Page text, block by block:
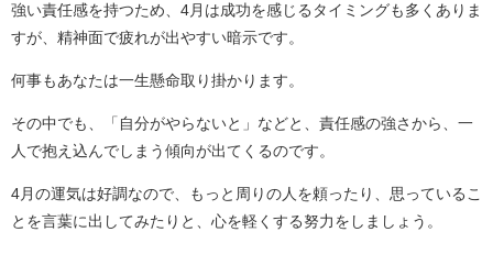
強い責任感を持つため、4月は成功を感じるタイミングも多くありま
すが、精神面で疲れが出やすい暗示です。
何事もあなたは一生懸命取り掛かります。
その中でも、「自分がやらないと」などと、責任感の強さから、一
人で抱え込んでしまう傾向が出てくるのです。
4月の運気は好調なので、もっと周りの人を頼ったり、思っているこ
とを言葉に出してみたりと、心を軽くする努力をしましょう。